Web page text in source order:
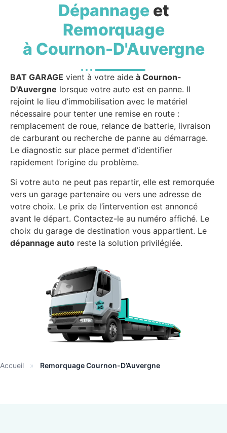
Dépannageet
Remorquage
à Cournon-D'Auvergne
BAT GARAGE vient à votre aide à Cournon-
D'Auvergne lorsque votre auto est en panne. Il
rejoint le lieu d’immobilisation avec le matériel
nécessaire pour tenter une remise en route :
remplacement de roue, relance de batterie, livraison
de carburant ou recherche de panne au démarrage.
Le diagnostic sur place permet d’identifier
rapidement l’origine du problème.
Si votre auto ne peut pas repartir, elle est remorquée
vers un garage partenaire ou vers une adresse de
votre choix. Le prix de l’intervention est annoncé
avant le départ. Contactez-le au numéro affiché. Le
choix du garage de destination vous appartient. Le
dépannage auto reste la solution privilégiée.
Accueil » Remorquage Cournon-D’Auvergne